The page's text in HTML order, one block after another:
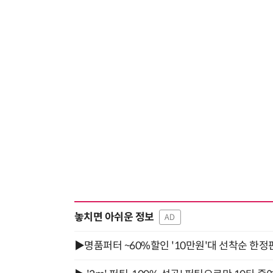
놓치면 아쉬운 정보 AD
▶명품퍼터 ~60%할인 '10만원'대 선착순 한정